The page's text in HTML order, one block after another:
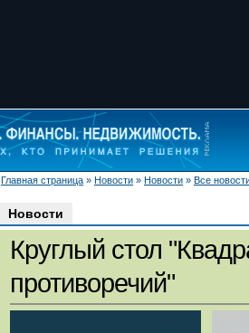
Главная страница » Новости » Новости » Все
Новости
Круглый стол
противоречий"